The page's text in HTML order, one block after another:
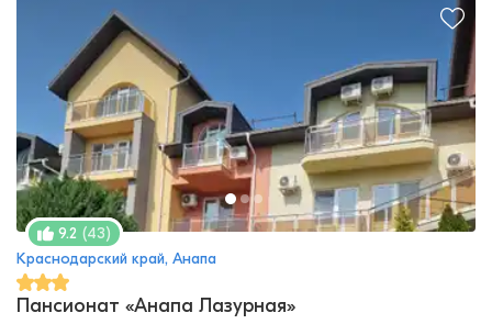
9.2 (43)
Краснодарский край, Анапа
Пансионат «Анапа Лазурная»